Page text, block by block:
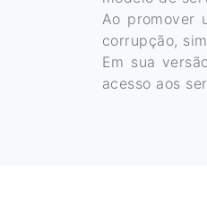
Ao promover
corrupção,
Em sua
acesso aos